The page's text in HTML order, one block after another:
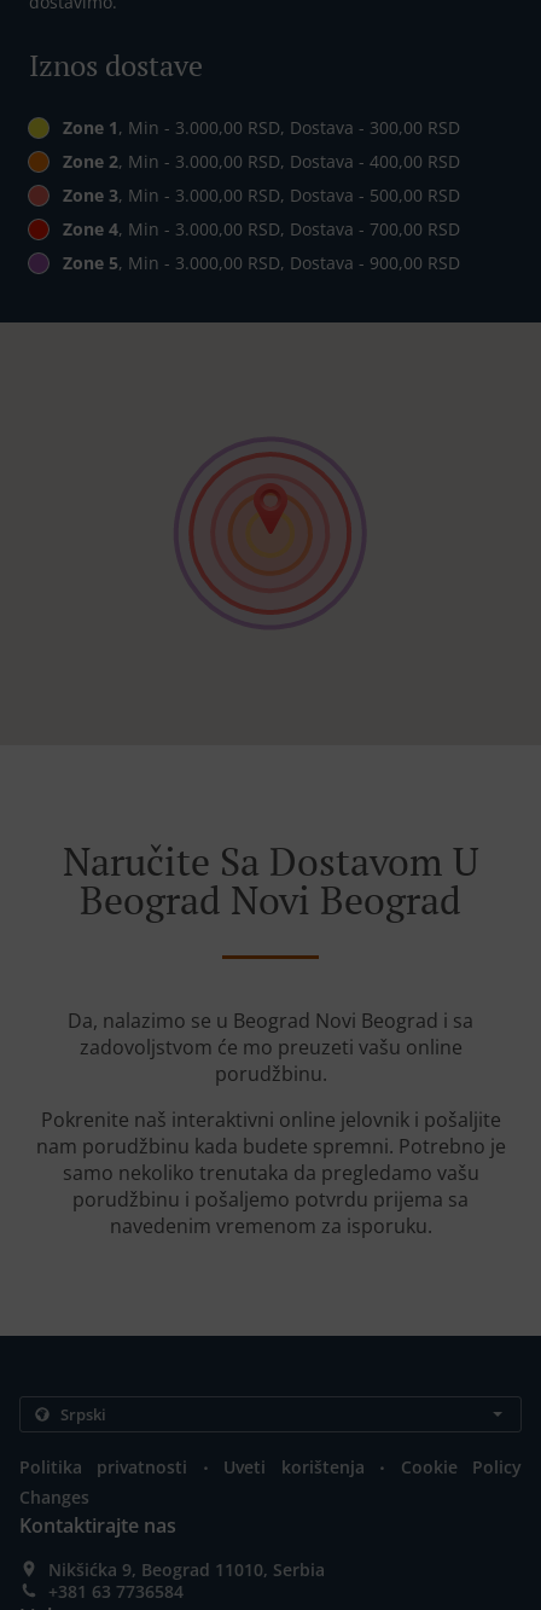
Iznos dostave
Zone 1, Min - 3.000,00 RSD, Dostava - 300,00 RSD
Zone 2, Min - 3.000,00 RSD, Dostava - 400,00 RSD
Zone 3, Min - 3.000,00 RSD, Dostava - 500,00 RSD
Zone 4, Min - 3.000,00 RSD, Dostava - 700,00 RSD
Zone 5, Min - 3.000,00 RSD, Dostava - 900,00 RSD
Naručite Sa Dostavom U
Beograd Novi Beograd
Da, nalazimo se u Beograd Novi Beograd i sa
zadovoljstvom će mo preuzeti vašu online
porudžbinu.
Pokrenite naš interaktivni online jelovnik i pošaljite
nam porudžbinu kada budete spremni. Potrebno je
samo nekoliko trenutaka da pregledamo vašu
porudžbinu i pošaljemo potvrdu prijema sa
navedenim vremenom za isporuku.
Politika privatnosti . Uveti korištenja .
Cookie Policy
Changes
Kontaktirajte nas
Nikšićka 9, Beograd 11010, Serbia
+381 63 7736584